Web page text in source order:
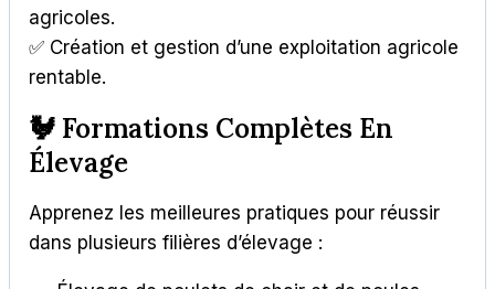
agricoles.
✅ Création et gestion d’une exploitation agricole
rentable.
🐓 Formations Complètes En
Élevage
Apprenez les meilleures pratiques pour réussir
dans plusieurs filières d’élevage :